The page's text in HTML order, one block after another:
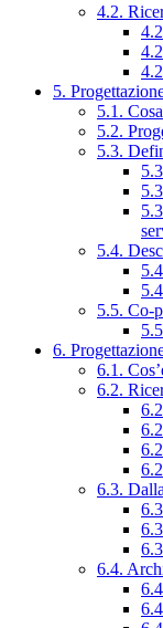
4.2.
5.
5.1.
5.2.
5.3.
5.4.
5.5. Co-
6.
6.1.
6.2.
6.3.
6.4.